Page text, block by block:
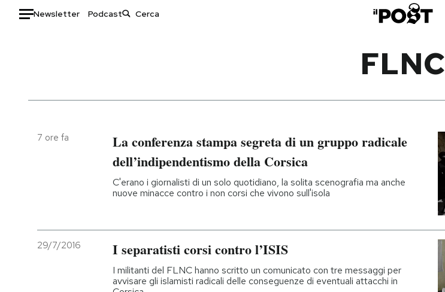
Newsletter Podcast
Italia
Politica
Moda
Ok Boomer!
Media
FLNC
7 ore fa
La conferenza stampa segreta di un gruppo radicale
dell’indipendentismo della Corsica
C'erano i giornalisti di un solo quotidiano, la solita scenografia ma anche
nuove minacce contro i non corsi che vivono sull'isola
29/7/2016 I separatisti corsi contro l’ISIS
I militanti del FLNC hanno scritto un comunicato con tre messaggi per
avvisare gli islamisti radicali delle conseguenze di eventuali attacchi in